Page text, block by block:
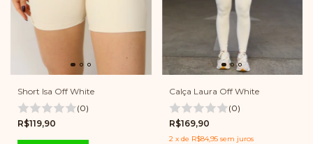
Short Isa Off White
(0)
R$119,90
Calça Laura Off White
(0)
R$169,90
2 x de R$84,95 sem juros